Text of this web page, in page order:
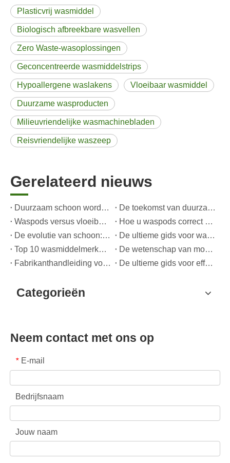
Plasticvrij wasmiddel
Biologisch afbreekbare wasvellen
Zero Waste-wasoplossingen
Geconcentreerde wasmiddelstrips
Hypoallergene waslakens Vloeibaar wasmiddel
Duurzame wasproducten
Milieuvriendelijke wasmachinebladen
Reisvriendelijke waszeep
Gerelateerd nieuws
Duurzaam schoon worden: de expertgids voor eco-wasmiddelvellen
De toekomst van duurzaam schoonmaken: waarom navulwinkels onverpakte wasmiddelvellen in bulk omarmen
Waspods versus vloeibaar wasmiddel: wat is de juiste keuze voor uw wasgoed?
Hoe u waspods correct gebruikt: deskundige inzichten van een toonaangevende fabrikant van waspods in China
De evolutie van schoon: waarom hoogwaardige waspods de mondiale toekomst van textielverzorging bepalen
De ultieme gids voor waspods: deskundige inzichten over veiligheid, wetenschap en het maximaliseren van de reinigingskracht
Top 10 wasmiddelmerken ter wereld (2026) – en hoe OEM/huismerkmerken kunnen concurreren
De wetenschap van moderne textielverzorging: een professionele gids voor waspods, wasverzachters en kleurgrijpers
Fabrikanthandleiding voor OEM-waspods: hoe we veiligere, hoogwaardige wasmiddelpods ontwerpen voor wereldwijde merken
De ultieme gids voor effectief gebruik van waspods: inzichten van een toonaangevende OEM-fabrikant
Categorieën
Neem contact met ons op
* E-mail
Bedrijfsnaam
Jouw naam